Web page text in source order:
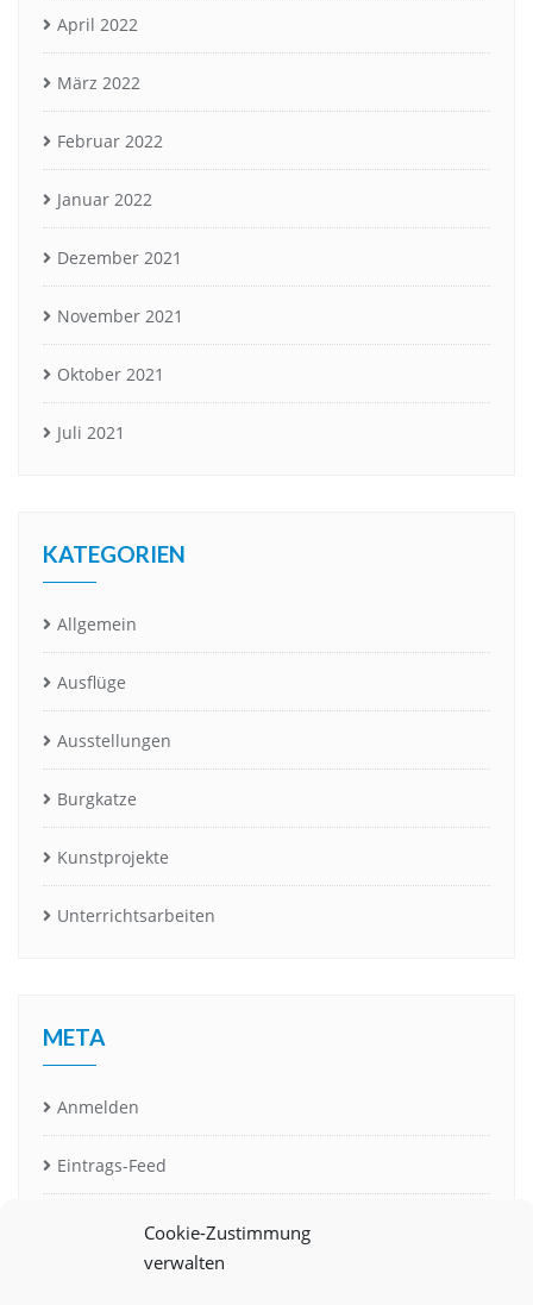
Cookie-Zustimmung
verwalten
April 2022
März 2022
Februar 2022
Januar 2022
Dezember 2021
November 2021
Oktober 2021
Juli 2021
KATEGORIEN
Allgemein
Ausflüge
Ausstellungen
Burgkatze
Kunstprojekte
Unterrichtsarbeiten
META
Anmelden
Eintrags-Feed
Kommentar-Feed